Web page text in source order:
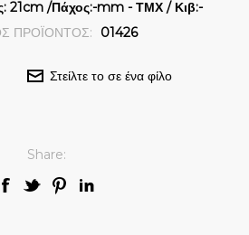
21cm /Πάχος:-mm - ΤΜΧ / Κιβ:-
ΠΡΟΪΟΝΤΟΣ:
01426
Στείλτε το σε ένα φίλο
Share: